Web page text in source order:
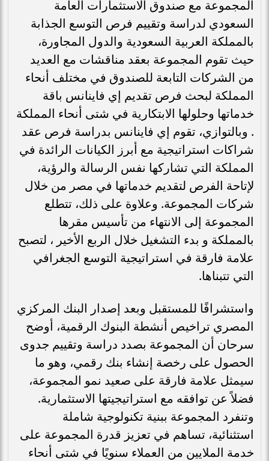
المجموعة مع صندوق الاستثمارات العامة
السعودي لدراسة وتقييم فرص التوسع الجذابة
بالمملكة العربية السعودية والدول المجاورة،
حيث تقوم المجموعة بعقد مناقشات مع العديد
من الشركات التابعة للصندوق في مختلف أنحاء
المملكة لبحث فرص تقديم إي فاينانس باقة
خدماتها وحلولها الابتكارية في شتى أنحاء المملكة
. وبالتوازي، تقوم إي فاينانس بدراسة فرص عقد
شراكات استراتيجية مع أبرز الكيانات الرائدة في
المملكة التي تشاركها نفس الرسالة والرؤية،
لإتاحة الفرص لتقديم خدماتها في مصر من خلال
شركات المجموعة. وعلاوة على ذلك، تتطلع
المجموعة إلى الانتهاء من تأسيس مقرها
بالمملكة و بدء التشغيل خلال الربع الأخير ، لتصبح
علامة فارقة في استراتيجية التوسع الجغرافي
التي تتبناها.
واستشرافًا للمستقبل وبعد إصدار البنك المركزي
المصري تراخيص أنشطة البنوك الرقمية، أوضح
سرحان أن المجموعة بصدد دراسة وتقييم جدوى
الحصول على رخصة إنشاء بنك رقمي، وهو ما
سيمثل علامة فارقة على صعيد نمو المجموعة،
فضلاً عن توافقه مع استراتيجيتها الاستثمارية.
وتنفرد المجموعة ببنية تكنولوجية شاملة
استثنائية، تساهم في تعزيز قدرة المجموعة على
خدمة الملايين من العملاء سنويًا في شتى أنحاء